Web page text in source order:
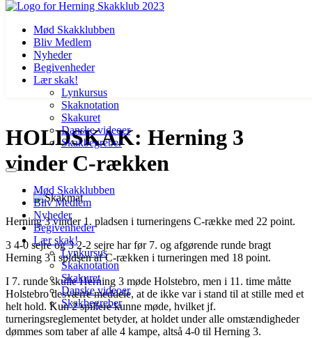
til
indhold
Mød Skakklubben
Bliv Medlem
Nyheder
Begivenheder
Lær skak!
Lynkursus
Skaknotation
Skakuret
Danske videoer
Skakbegreber
Mød Skakklubben
Bliv Medlem
Nyheder
Begivenheder
Lær skak!
Lynkursus
Skaknotation
Skakuret
Danske videoer
Skakbegreber
HOLDSKAK: Herning 3
vinder C-rækken
Herning 3 vinder 1. pladsen i turneringens C-række med 22 point.
3 4-0 sejre og 3 2-2 sejre har før 7. og afgørende runde bragt
Herning 3 i spidsen af C-rækken i turneringen med 18 point.
I 7. runde skulle Herning 3 møde Holstebro, men i 11. time måtte
Holstebro desværre meddele, at de ikke var i stand til at stille med et
helt hold. Kun 2 spillere kunne møde, hvilket jf.
turneringsreglementet betyder, at holdet under alle omstændigheder
dømmes som taber af alle 4 kampe, altså 4-0 til Herning 3.